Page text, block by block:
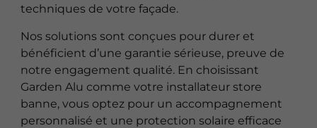
techniques de votre façade.
Nos solutions sont conçues pour durer et
bénéficient d’une garantie sérieuse, preuve de
notre engagement qualité. En choisissant
Garden Alu comme votre installateur store
banne, vous optez pour un accompagnement
personnalisé et une protection solaire efficace